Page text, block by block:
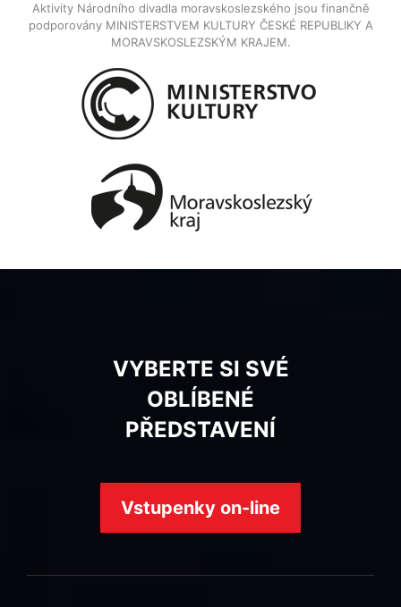
Aktivity Národního divadla moravskoslezského jsou finančně
podporovány MINISTERSTVEM KULTURY ČESKÉ REPUBLIKY A
MORAVSKOSLEZSKÝM KRAJEM.
VYBERTE SI SVÉ
OBLÍBENÉ
PŘEDSTAVENÍ
Vstupenky on-line